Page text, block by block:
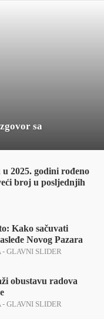
sa
2025. godini rođeno
broj u posljednjih
Kako sačuvati
Novog Pazara
- GLAVNI SLIDER
obustavu radova
- GLAVNI SLIDER